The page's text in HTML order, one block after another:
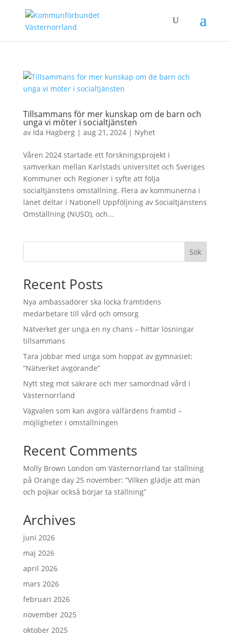
Tillsammans för mer kunskap om de barn och
unga vi möter i socialtjänsten
av Ida Hagberg| aug 21, 2024| Nyhet
Våren 2024 startade ett forskningsprojekt i
samverkan mellan Karlstads universitet och Sveriges
Kommuner och Regioner i syfte att följa
socialtjänstens omställning. Flera av kommunerna i
länet deltar i Nationell Uppföljning av Socialtjänstens
Omställning (NUSO), och...
Sök
Recent Posts
Nya ambassadörer ska locka framtidens
medarbetare till vård och omsorg
Nätverket ger unga en ny chans – hittar lösningar
tillsammans
Tara jobbar med unga som hoppat av gymnasiet:
”Nätverket avgörande”
Nytt steg mot säkrare och mer samordnad vård i
Västernorrland
Vägvalen som kan avgöra välfärdens framtid –
möjligheter i omställningen
Recent Comments
Molly Brown London om Västernorrland tar ställning
på Orange day 25 november: ”Vilken glädje att män
och pojkar också börjar ta ställning”
Archives
juni 2026
maj 2026
april 2026
mars 2026
februari 2026
november 2025
oktober 2025